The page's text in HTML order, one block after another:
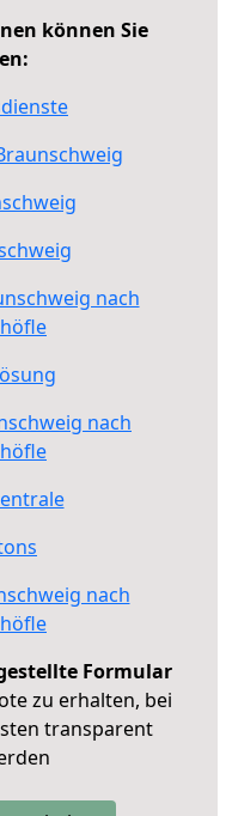
können Sie
nach
nach
nach
Formular
zu erhalten, bei
transparent